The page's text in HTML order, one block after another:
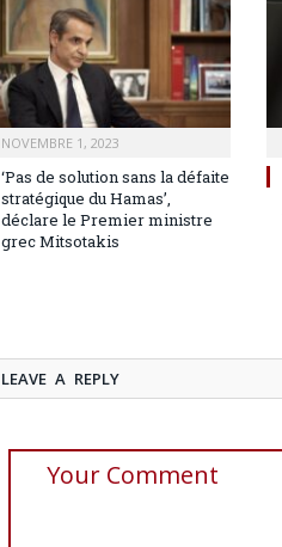
NOVEMBRE 1, 2023
‘Pas de solution sans la défaite
stratégique du Hamas’,
déclare le Premier ministre
grec Mitsotakis
LEAVE A REPLY